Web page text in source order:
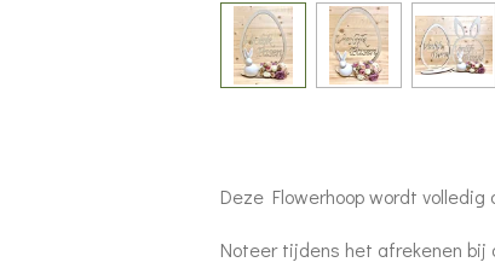
Deze Flowerhoop wordt volledig
Noteer tijdens het afrekenen bij